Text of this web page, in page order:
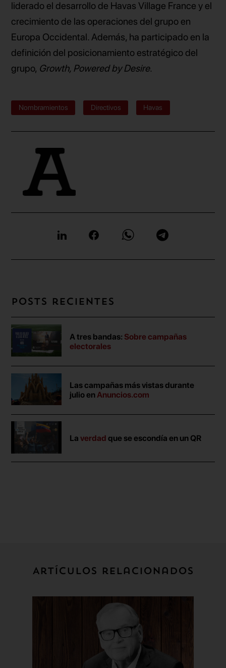
liderado el desarrollo de Havas Village France y el
crecimiento de las operaciones del grupo en
Europa Occidental. Además, ha participado en la
definición del posicionamiento estratégico del
grupo, Growth, Powered by Desire.
Nombramientos Directivos Havas
Posts recientes
A tres bandas: Sobre campañas
electorales
Las campañas más vistas durante
julio enAnuncios.com
Laverdad que se escondía en un QR
Artículos relacionados